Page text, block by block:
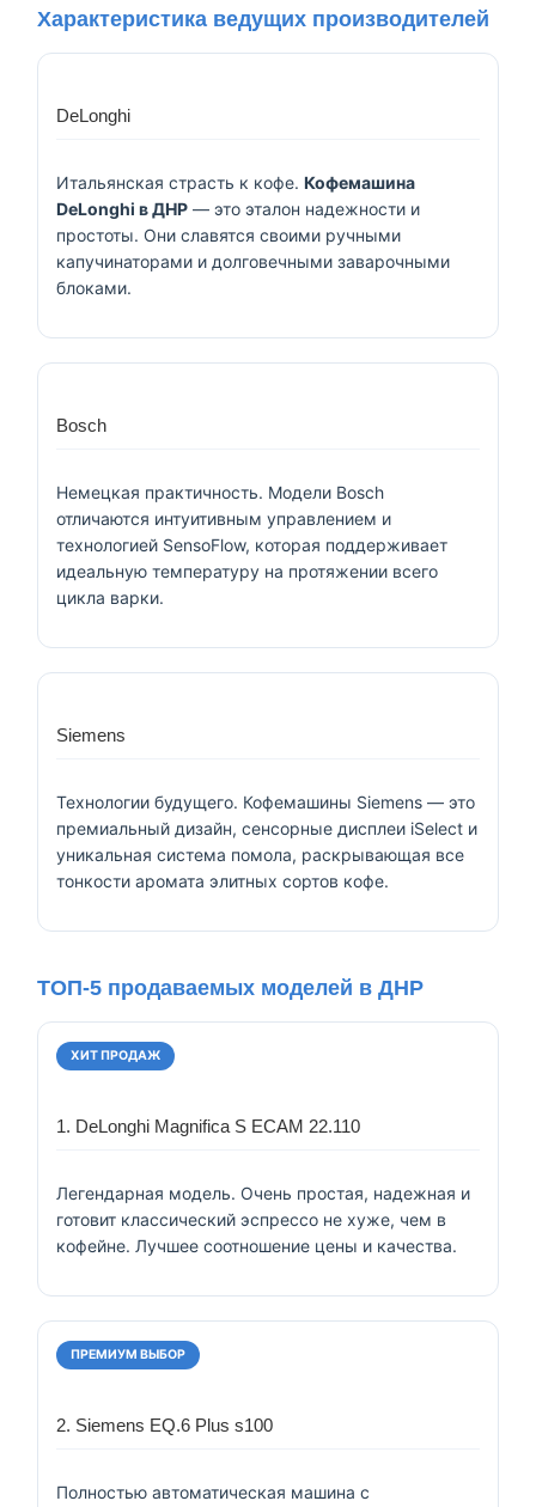
Характеристика ведущих производителей
DeLonghi
Итальянская страсть к кофе. Кофемашина
DeLonghi в ДНР — это эталон надежности и
простоты. Они славятся своими ручными
капучинаторами и долговечными заварочными
блоками.
Bosch
Немецкая практичность. Модели Bosch
отличаются интуитивным управлением и
технологией SensoFlow, которая поддерживает
идеальную температуру на протяжении всего
цикла варки.
Siemens
Технологии будущего. Кофемашины Siemens — это
премиальный дизайн, сенсорные дисплеи iSelect и
уникальная система помола, раскрывающая все
тонкости аромата элитных сортов кофе.
ТОП-5 продаваемых моделей в ДНР
ХИТ ПРОДАЖ
1. DeLonghi Magnifica S ECAM 22.110
Легендарная модель. Очень простая, надежная и
готовит классический эспрессо не хуже, чем в
кофейне. Лучшее соотношение цены и качества.
ПРЕМИУМ ВЫБОР
2. Siemens EQ.6 Plus s100
Полностью автоматическая машина с